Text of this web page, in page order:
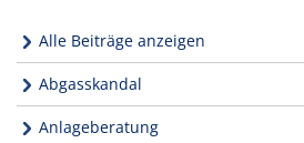
Alle Beiträge anzeigen
Abgasskandal
Anlageberatung